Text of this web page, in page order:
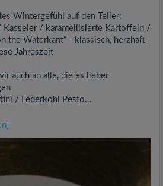
Wintergefühl auf den Teller:
/ karamellisierte Kartoffeln /
the Waterkant“ - klassisch, herzhaft
Jahreszeit
auch an alle, die es lieber
/ Federkohl Pesto...